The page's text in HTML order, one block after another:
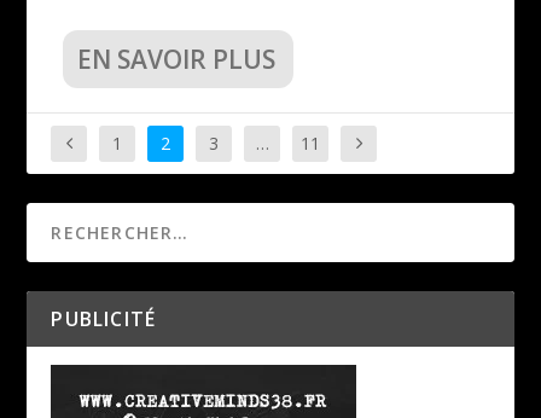
EN SAVOIR PLUS
1 2 3 … 11
PUBLICITÉ